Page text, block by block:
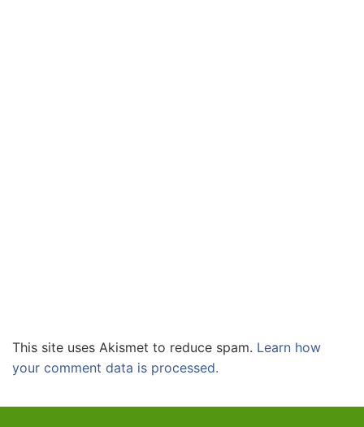
This site uses Akismet to reduce spam. Learn how
your comment data is processed.